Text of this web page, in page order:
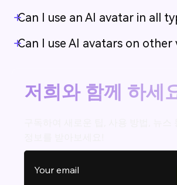
Can I use an AI avatar in all
Can I use AI avatars on
저희와 함께 하세